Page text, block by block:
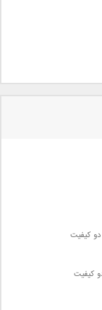
دو کیفیت
کیفیت